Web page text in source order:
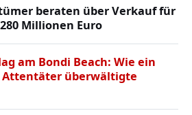
beraten über Verkauf für
Millionen Euro
am Bondi Beach: Wie ein
Attentäter überwältigte